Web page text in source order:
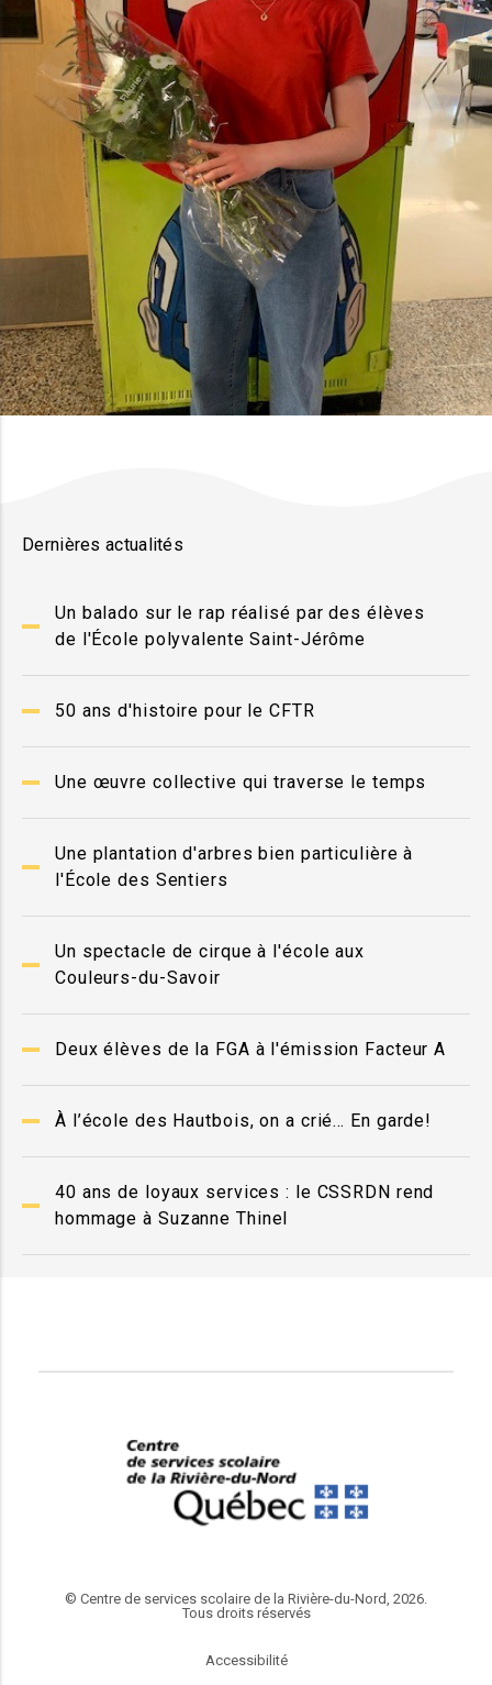
Dernières actualités
Un balado sur le rap réalisé par des élèves
de l'École polyvalente Saint-Jérôme
50 ans d'histoire pour le CFTR
Une œuvre collective qui traverse le temps
Une plantation d'arbres bien particulière à
l'École des Sentiers
Un spectacle de cirque à l'école aux
Couleurs-du-Savoir
Deux élèves de la FGA à l'émission Facteur A
À l’école des Hautbois, on a crié… En garde!
40 ans de loyaux services : le CSSRDN rend
hommage à Suzanne Thinel
© Centre de services scolaire de la Rivière-du-Nord, 2026.
Tous droits réservés
Accessibilité